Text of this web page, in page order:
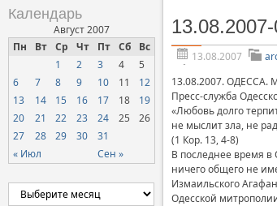
Нарушения прав
верующих
Официальная
Расколы, ереси,
СОЦИАЛЬНОЕ
СЛУЖЕНИЕ
Церковь и власть
Календарь
Август 2007
Пн
Вт Ср Чт Пт Сб Вс
« Июл Сен »
1 2 3 4
5
6
7 8 9 10 11
12
13
14 15 16 17 18
19
20
21 22 23 24 25
26
27
28 29 30 31
13.08.2007
13.08.2007. ОДЕССА.
Пресс-служба
«Любовь долго
не мыслит зла, не
(1 Кор. 13, 4-8)
В последнее время в
ничего общего не
Измаильского
Одесской